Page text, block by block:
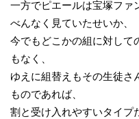
一方でピエールは宝塚ファ
べんなく見ていたせいか、
今でもどこかの組に対して
もなく、
ゆえに組替えもその生徒さ
ものであれば、
割と受け入れやすいタイプ